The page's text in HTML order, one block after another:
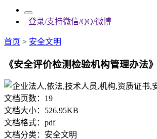
登录/支持微信/QQ/微博
首页 > 安全文明
《安全评价检测检验机构管理办法
文档页数： 19
文档大小： 526.95KB
文档格式： pdf
文档分类： 安全文明